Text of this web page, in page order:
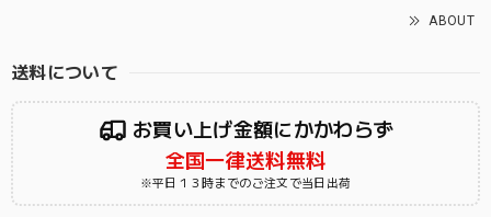
ABOUT
送料について
お買い上げ金額にかかわらず
全国一律送料無料
※平日１３時までのご注文で当日出荷